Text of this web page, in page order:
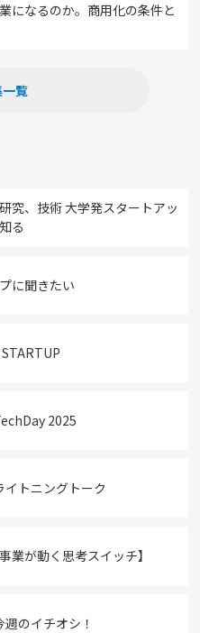
になるのか。商用化の条件と
覧
究、技術 大学発スタートアッ
る
に聞きたい
2025
イトニングトーク
業が動く思考スイッチ】
のイチオシ！